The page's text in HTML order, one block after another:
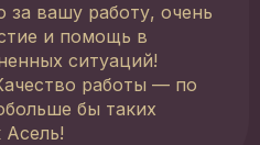
за вашу работу, очень
и помощь в
ситуаций!
работы — по
бы таких
Асель!